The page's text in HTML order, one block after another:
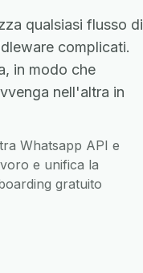
qualsiasi flusso di
complicati.
in modo che
nell'altra in
Whatsapp API e
e unifica la
gratuito